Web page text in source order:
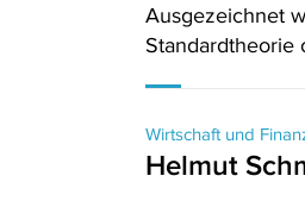
Ausgezeichnet
Standardtheorie
Wirtschaft und
Helmut